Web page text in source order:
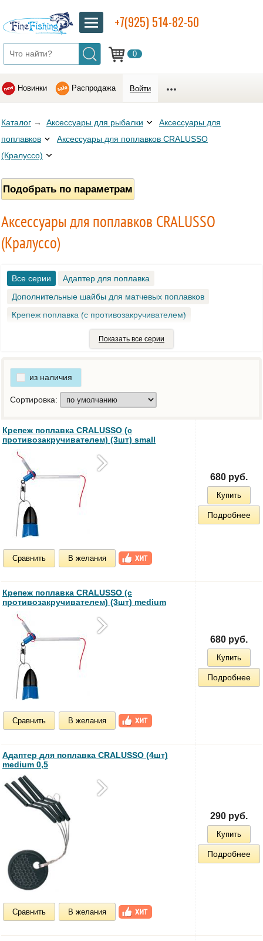
0
+7(925) 514-82-50
Новинки Распродажа Войти
Каталог → Аксессуары для рыбалки
Аксессуары для
поплавков
Аксессуары для поплавков CRALUSSO
(Кралуссо)
Подобрать по параметрам
Аксессуары для поплавков CRALUSSO
(Кралуссо)
Все серии
Адаптер для поплавка
Дополнительные шайбы для матчевых поплавков
Крепеж поплавка (с противозакручивателем)
Крепеж матчевого поплавка
Набор килей для поплавков
Набор креплений для поплавков
Показать все серии
из наличия
Сортировка:
Крепеж поплавка CRALUSSO (с
противозакручивателем) (3шт) small
Сравнить В желания
680 руб.
Купить
Подробнее
Крепеж поплавка CRALUSSO (с
противозакручивателем) (3шт) medium
Сравнить В желания
680 руб.
Купить
Подробнее
Адаптер для поплавка CRALUSSO (4шт)
medium 0,5
Сравнить В желания
290 руб.
Купить
Подробнее